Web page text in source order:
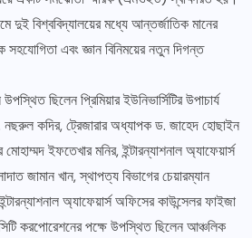
দুই বিশ্ববিদ্যালয়ের মধ্যে আন্তর্জাতিক মানের
সহযোগিতা এবং জ্ঞান বিনিময়ের নতুন দিগন্ত
ছিলেন প্রিমিয়ার ইউনিভার্সিটির উপাচার্য
কদির, ট্রেজারার অধ্যাপক ড. জাহেদ হোছাইন
মোহাম্মদ ইফতেখার মনির, ইন্টারন্যাশনাল অ্যাফেয়ার্স
জামান খান, স্থাপত্য বিভাগের চেয়ারম্যান
অ্যাফেয়ার্স অফিসের কাউন্সেলর ফাইজা
করপোরেশনের পক্ষে উপস্থিত ছিলেন আঞ্চলিক